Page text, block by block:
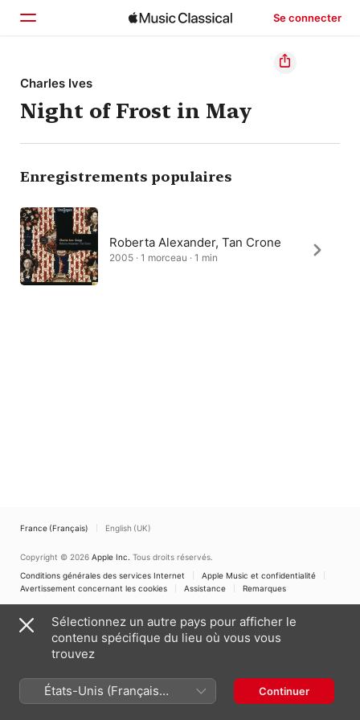
Se connecter
Accueil
Parcourir
Rechercher
Charles Ives
Night of Frost in May
Enregistrements populaires
Roberta Alexander, Tan Crone
2005 · 1 morceau · 1 min
France (Français) English (UK)
Copyright © 2026 Apple Inc. Tous droits réservés.
Conditions générales des services Internet
Apple Music et confidentialité
Avertissement concernant les cookies
Assistance Remarques
Sélectionnez un autre pays pour afficher le
contenu spécifique du lieu où vous vous
trouvez
États-Unis (Français
France)
Continuer